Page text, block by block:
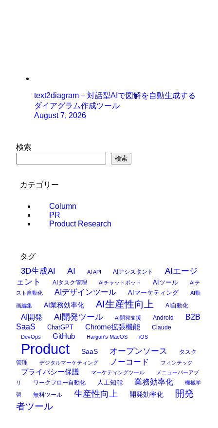
text2diagram – 対話型AIで図解を自動生成する
ダイアグラム作成ツール
August 7, 2026
検索
検索
カテゴリー
Column
PR
Product Research
タグ
3D生成AI AI AI API AIアシスタント
AIエージ
ェント
AIタスク管理 AIチャットボット AIツール
AIテ
スト自動化
AIデザインツール AIマーケティング AI動
画編集 AI業務効率化 AI生産性向上 AI自動化
AI開発 AI開発ツール AI開発支援 Android
B2B
SaaS
ChatGPT Chrome拡張機能 Claude
DevOps GitHub Hargun's MacOS iOS
Product SaaS オープンソース
タスク
管理
デジタルマーケティング ノーコード フィンテック
プライバシー保護 マーケティングツール
メニューバーアプ
リ
ワークフロー自動化 人工知能 業務効率化 機械学
習 無料ツール 生産性向上 開発効率化
開発
者ツール